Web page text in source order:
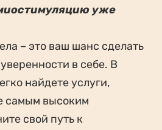
уже
– это ваш шанс сделать
в себе. В
найдете услуги,
самым высоким
свой путь к